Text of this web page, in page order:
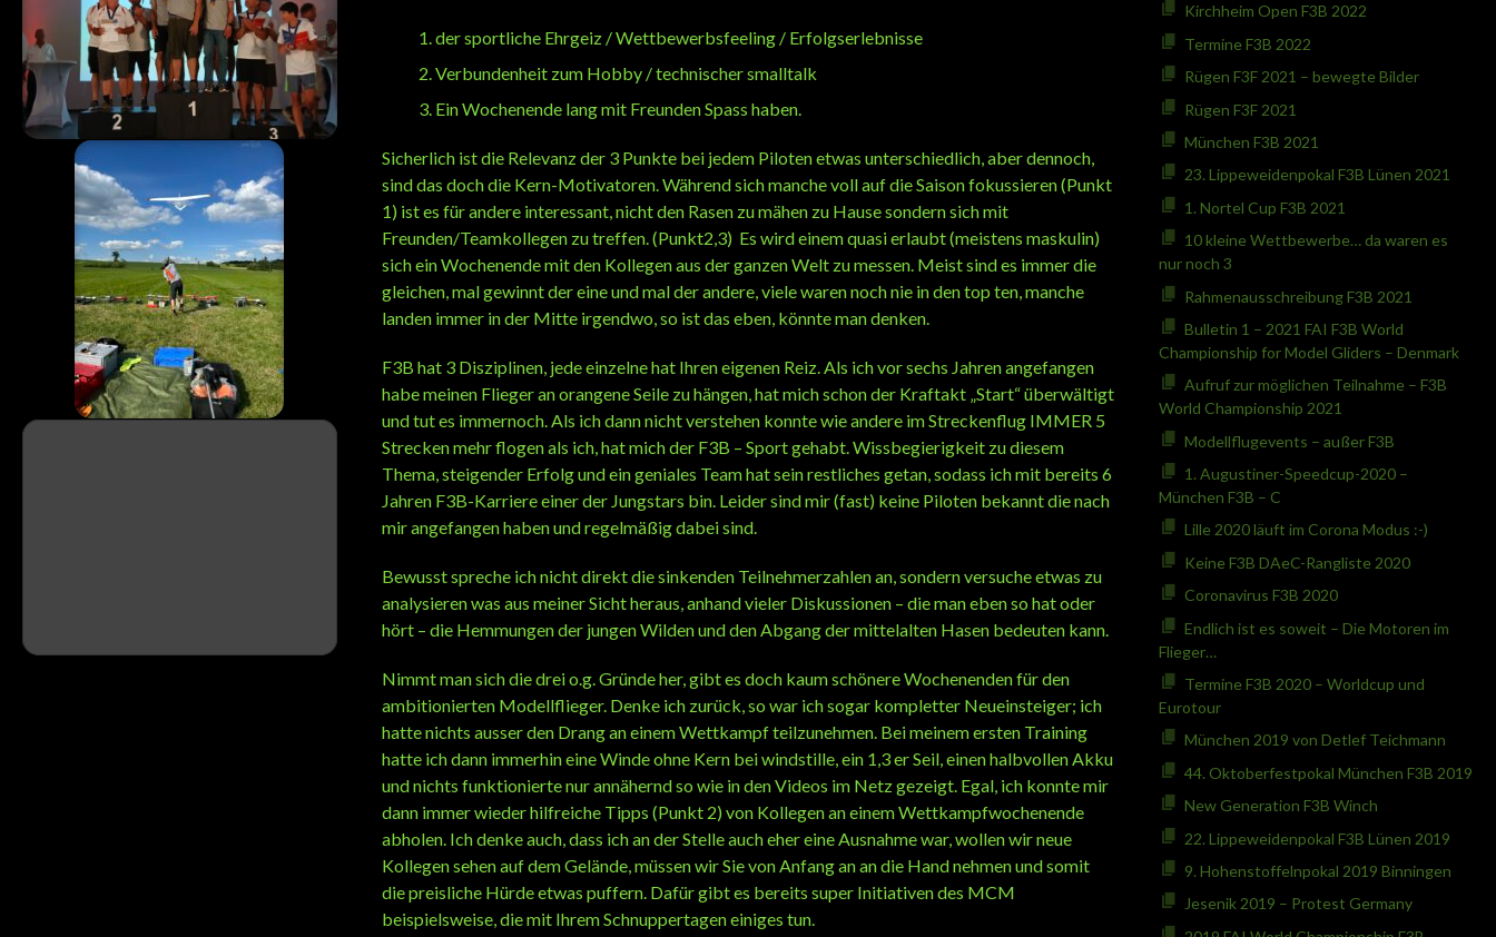
der sportliche Ehrgeiz / Wettbewerbsfeeling / Erfolgserlebnisse
Verbundenheit zum Hobby / technischer smalltalk
Ein Wochenende lang mit Freunden Spass haben.
Sicherlich ist die Relevanz der 3 Punkte bei jedem Piloten etwas unterschiedlich, aber dennoch,
sind das doch die Kern-Motivatoren. Während sich manche voll auf die Saison fokussieren (Punkt
1) ist es für andere interessant, nicht den Rasen zu mähen zu Hause sondern sich mit
Freunden/Teamkollegen zu treffen. (Punkt2,3) Es wird einem quasi erlaubt (meistens maskulin)
sich ein Wochenende mit den Kollegen aus der ganzen Welt zu messen. Meist sind es immer die
gleichen, mal gewinnt der eine und mal der andere, viele waren noch nie in den top ten, manche
landen immer in der Mitte irgendwo, so ist das eben, könnte man denken.
F3B hat 3 Disziplinen, jede einzelne hat Ihren eigenen Reiz. Als ich vor sechs Jahren angefangen
habe meinen Flieger an orangene Seile zu hängen, hat mich schon der Kraftakt „Start“ überwältigt
und tut es immernoch. Als ich dann nicht verstehen konnte wie andere im Streckenflug IMMER 5
Strecken mehr flogen als ich, hat mich der F3B – Sport gehabt. Wissbegierigkeit zu diesem
Thema, steigender Erfolg und ein geniales Team hat sein restliches getan, sodass ich mit bereits 6
Jahren F3B-Karriere einer der Jungstars bin. Leider sind mir (fast) keine Piloten bekannt die nach
mir angefangen haben und regelmäßig dabei sind.
Bewusst spreche ich nicht direkt die sinkenden Teilnehmerzahlen an, sondern versuche etwas zu
analysieren was aus meiner Sicht heraus, anhand vieler Diskussionen – die man eben so hat oder
hört – die Hemmungen der jungen Wilden und den Abgang der mittelalten Hasen bedeuten kann.
Nimmt man sich die drei o.g. Gründe her, gibt es doch kaum schönere Wochenenden für den
ambitionierten Modellflieger. Denke ich zurück, so war ich sogar kompletter Neueinsteiger; ich
hatte nichts ausser den Drang an einem Wettkampf teilzunehmen. Bei meinem ersten Training
hatte ich dann immerhin eine Winde ohne Kern bei windstille, ein 1,3 er Seil, einen halbvollen Akku
und nichts funktionierte nur annähernd so wie in den Videos im Netz gezeigt. Egal, ich konnte mir
dann immer wieder hilfreiche Tipps (Punkt 2) von Kollegen an einem Wettkampfwochenende
abholen. Ich denke auch, dass ich an der Stelle auch eher eine Ausnahme war, wollen wir neue
Kollegen sehen auf dem Gelände, müssen wir Sie von Anfang an an die Hand nehmen und somit
die preisliche Hürde etwas puffern. Dafür gibt es bereits super Initiativen des MCM
beispielsweise, die mit Ihrem Schnuppertagen einiges tun.
Kirchheim Open F3B 2022
Termine F3B 2022
Rügen F3F 2021 – bewegte Bilder
Rügen F3F 2021
München F3B 2021
23. Lippeweidenpokal F3B Lünen 2021
1. Nortel Cup F3B 2021
10 kleine Wettbewerbe… da waren es
nur noch 3
Rahmenausschreibung F3B 2021
Bulletin 1 – 2021 FAI F3B World
Championship for Model Gliders – Denmark
Aufruf zur möglichen Teilnahme – F3B
World Championship 2021
Modellflugevents – außer F3B
1. Augustiner-Speedcup-2020 –
München F3B – C
Lille 2020 läuft im Corona Modus :-)
Keine F3B DAeC-Rangliste 2020
Coronavirus F3B 2020
Endlich ist es soweit – Die Motoren im
Flieger…
Termine F3B 2020 – Worldcup und
Eurotour
München 2019 von Detlef Teichmann
44. Oktoberfestpokal München F3B 2019
New Generation F3B Winch
22. Lippeweidenpokal F3B Lünen 2019
9. Hohenstoffelnpokal 2019 Binningen
Jesenik 2019 – Protest Germany